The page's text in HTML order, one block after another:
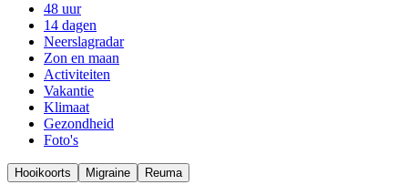
48 uur
14 dagen
Neerslagradar
Zon en maan
Activiteiten
Vakantie
Klimaat
Gezondheid
Foto's
Hooikoorts Migraine Reuma